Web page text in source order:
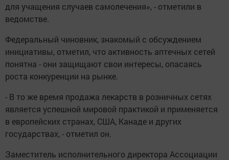
для учащения случаев самолечения», - отметили в
ведомстве.
Федеральный чиновник, знакомый с обсуждением
инициативы, отметил, что активность аптечных сетей
понятна - они защищают свои интересы, опасаясь
роста конкуренции на рынке.
- В то же время продажа лекарств в розничных сетях
является успешной мировой практикой и применяется
в европейских странах, США, Канаде и других
государствах, - отметил он.
Заместитель исполнительного директора Ассоциации